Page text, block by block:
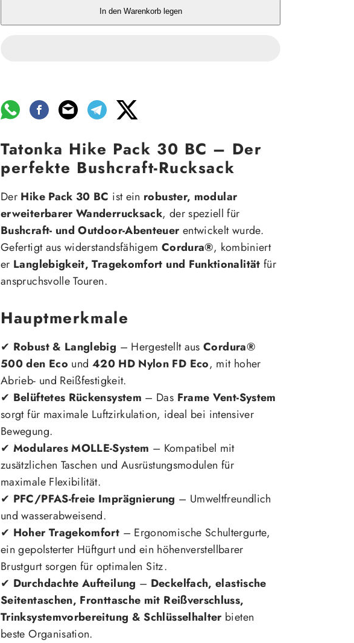
erhöhen
In den Warenkorb legen
Tatonka Hike Pack 30 BC – Der
perfekte Bushcraft-Rucksack
Der Hike Pack 30 BC ist ein robuster, modular
erweiterbarer Wanderrucksack, der speziell für
Bushcraft- und Outdoor-Abenteuerentwickelt wurde.
Gefertigt aus widerstandsfähigem Cordura®, kombiniert
er Langlebigkeit, Tragekomfort und Funktionalität für
anspruchsvolle Touren.
Hauptmerkmale
✔ Robust & Langlebig – Hergestellt ausCordura®
500 den Eco und 420 HD Nylon FD Eco, mit hoher
Abrieb- und Reißfestigkeit.
✔ Belüftetes Rückensystem – Das Frame Vent-System
sorgt für maximale Luftzirkulation, ideal bei intensiver
Bewegung.
✔ Modulares MOLLE-System – Kompatibel mit
zusätzlichen Taschen und Ausrüstungsmodulen für
maximale Flexibilität.
✔ PFC/PFAS-freie Imprägnierung – Umweltfreundlich
und wasserabweisend.
✔ Hoher Tragekomfort – Ergonomische Schultergurte,
ein gepolsterter Hüftgurt und ein höhenverstellbarer
Brustgurt sorgen für optimalen Sitz.
✔ Durchdachte Aufteilung – Deckelfach, elastische
Seitentaschen, Fronttasche mit Reißverschluss,
Trinksystemvorbereitung & Schlüsselhalterbieten
beste Organisation.